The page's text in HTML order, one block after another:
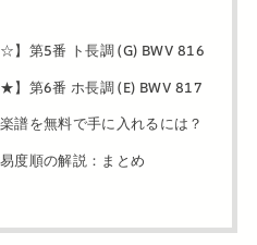
第5番 ト長調 (G) BWV 816
第6番 ホ長調 (E) BWV 817
譜を無料で手に入れるには？
度順の解説：まとめ